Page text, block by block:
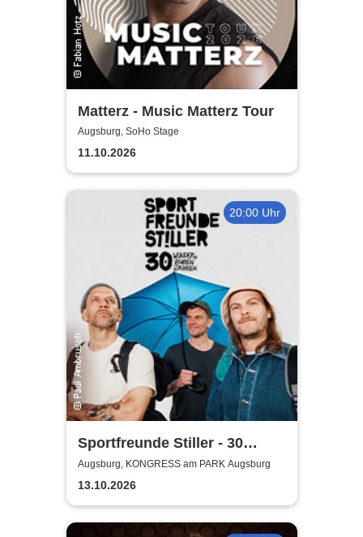
Matterz - Music Matterz Tour
Augsburg, SoHo Stage
11.10.2026
20:00 Uhr
Sportfreunde Stiller - 30
wunderbaren Jahren
Augsburg, KONGRESS am PARK Augsburg
13.10.2026